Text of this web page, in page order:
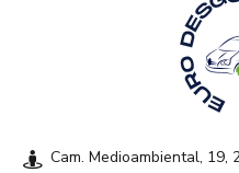
Cam. Medioambiental, 19,